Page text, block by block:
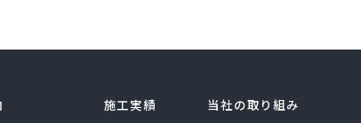
施工実績 当社の取り組み